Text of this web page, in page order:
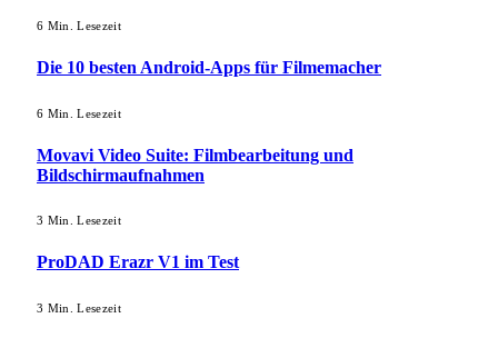
6 Min. Lesezeit
Die 10 besten Android-Apps für Filmemacher
6 Min. Lesezeit
Movavi Video Suite: Filmbearbeitung und
Bildschirmaufnahmen
3 Min. Lesezeit
ProDAD Erazr V1 im Test
3 Min. Lesezeit